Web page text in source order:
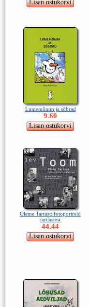
Lumemõmm ja sõbrad
9.60
Oleme Tartust: fotoportreid
tartlastest
44.44